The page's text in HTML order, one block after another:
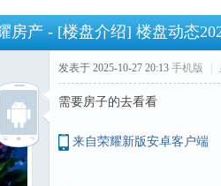
房产 - [楼盘介绍] 楼盘动态
发表于 2025-10-27 20:13 手机版
需要房子的去看看
来自荣耀新版安卓客户端